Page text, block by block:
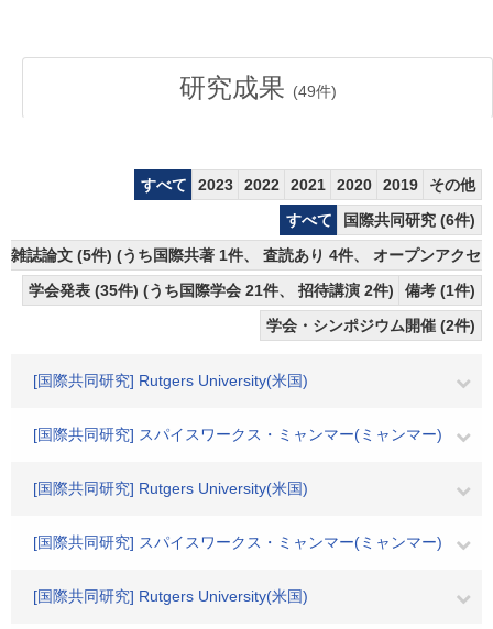
研究成果 (49件)
すべて 2023 2022 2021 2020 2019
その他
すべて
国際共同研究 (6件)
雑誌論文 (5件) (うち国際共著 1件、 査読あり 4件、 オープンアクセ
学会発表 (35件) (うち国際学会 21件、 招待講演 2件)
備考 (1件)
学会・シンポジウム開催 (2件)
[国際共同研究] Rutgers University(米国)
[国際共同研究] スパイスワークス・ミャンマー(ミャンマー)
[国際共同研究] Rutgers University(米国)
[国際共同研究] スパイスワークス・ミャンマー(ミャンマー)
[国際共同研究] Rutgers University(米国)